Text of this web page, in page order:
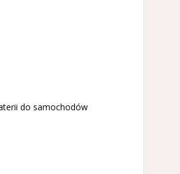
do samochodów